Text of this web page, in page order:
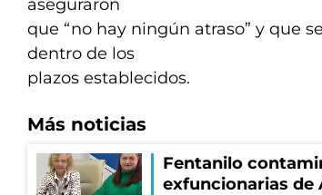
aseguraron
que “no hay ningún atraso” y que
dentro de los
plazos establecidos.
Más noticias
Fentanilo
exfuncionarias de